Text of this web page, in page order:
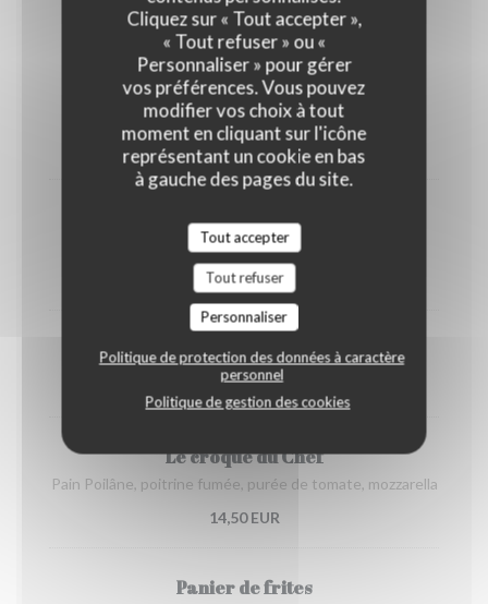
Cliquez sur « Tout accepter »,
« Tout refuser » ou «
Personnaliser » pour gérer
vos préférences. Vous pouvez
modifier vos choix à tout
moment en cliquant sur l'icône
représentant un cookie en bas
à gauche des pages du site.
Tout accepter
Tout refuser
Personnaliser
Politique de protection des données à caractère
personnel
Politique de gestion des cookies
Servi avec frites et salade
Croque Monsieur
Pain Poilâne
13,50 EUR
Croque Madame
Pain Poilâne
14,50 EUR
Le club sandwich au thon
14,50 EUR
Le croque du Chef
Pain Poilâne, poitrine fumée, purée de tomate, mozzarella
14,50 EUR
Panier de frites